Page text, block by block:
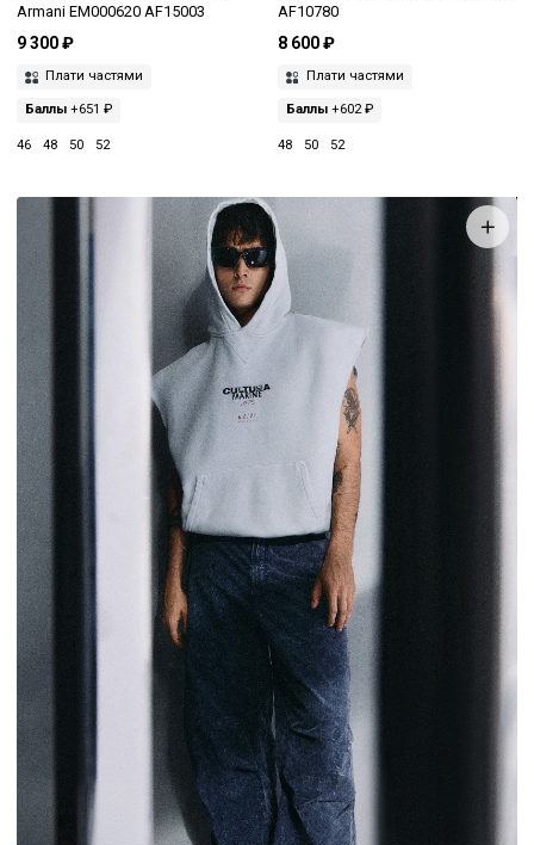
Armani EM000620 AF15003
9 300 ₽
Плати частями
Баллы +651 ₽
46 48 50 52
AF10780
8 600 ₽
Плати частями
Баллы+602 ₽
48 50 52